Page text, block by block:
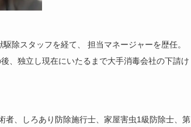
除スタッフを経て、 担当マネージャーを歴任。
、独立し現在にいたるまで大手消毒会社の下請け
、しろあり防除施行士、家屋害虫1級防除士、第